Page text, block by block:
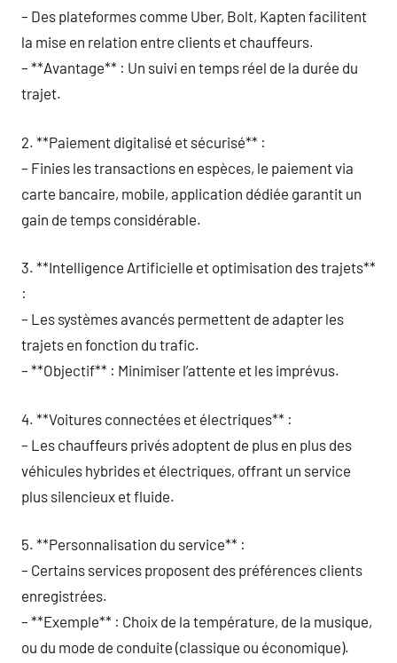
– Des plateformes comme Uber, Bolt, Kapten facilitent
la mise en relation entre clients et chauffeurs.
– **Avantage** : Un suivi en temps réel de la durée du
trajet.
2. **Paiement digitalisé et sécurisé** :
– Finies les transactions en espèces, le paiement via
carte bancaire, mobile, application dédiée garantit un
gain de temps considérable.
3. **Intelligence Artificielle et optimisation des trajets**
:
– Les systèmes avancés permettent de adapter les
trajets en fonction du trafic.
– **Objectif** : Minimiser l’attente et les imprévus.
4. **Voitures connectées et électriques** :
– Les chauffeurs privés adoptent de plus en plus des
véhicules hybrides et électriques, offrant un service
plus silencieux et fluide.
5. **Personnalisation du service** :
– Certains services proposent des préférences clients
enregistrées.
– **Exemple** : Choix de la température, de la musique,
ou du mode de conduite (classique ou économique).